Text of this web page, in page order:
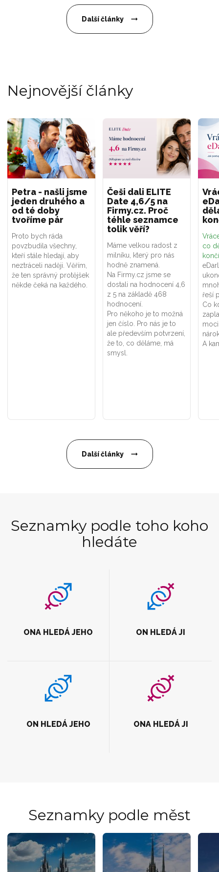
Další články
Nejnovější články
Petra - našli jsme
jeden druhého a
od té doby
tvoříme pár
Proto bych ráda
povzbudila všechny,
kteří stále hledají, aby
neztráceli naději. Věřím,
že ten správný protějšek
někde čeká na každého.
Češi dali ELITE
Date 4,6/5 na
Firmy.cz. Proč
téhle seznamce
tolik věří?
Máme velkou radost z
milníku, který pro nás
hodně znamená.
Na Firmy.cz jsme se
dostali na hodnocení 4,6
z 5 na základě 468
hodnocení.
Pro někoho je to možná
jen číslo. Pro nás je to
ale především potvrzení,
že to, co děláme, má
smysl.
co
řeší
Co
A
Další články
Seznamky podle toho koho
hledáte
ONA HLEDÁ JEHO ON HLEDÁ JI
ON HLEDÁ JEHO ONA HLEDÁ JI
Seznamky podle měst